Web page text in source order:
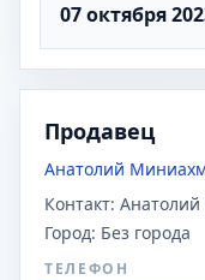
07 октября
Продавец
Анатолий
Контакт:
Город: Без города
ТЕЛЕФОН